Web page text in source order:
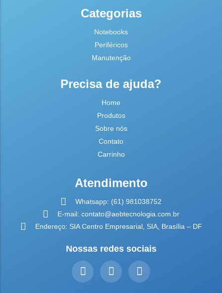
Categorias
Notebooks
Periféricos
Manutenção
Precisa de ajuda?
Home
Produtos
Sobre nós
Contato
Carrinho
Atendimento
Whatsapp: (61) 981038752
E-mail: contato@aebtecnologia.com.br
Endereço: SIA Centro Empresarial, SIA, Brasília – DF
Nossas redes sociais